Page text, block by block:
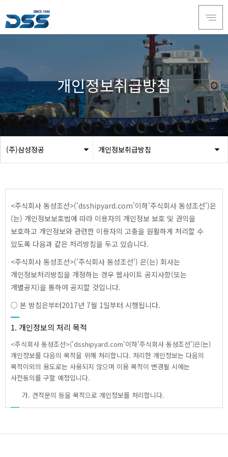
개인정보취급방침
(주)삼성정공 개인정보취급방침
서비스
제품소개
인재채용
고객센터
이메일무단수집거부
<주식회사 동성조선>('dsshipyard.com'이하'주식회사 동성조선')은
(는) 개인정보보호법에 따라 이용자의 개인정보 보호 및 권익을
보호하고 개인정보와 관련한 이용자의 고충을 원활하게 처리할 수
있도록 다음과 같은 처리방침을 두고 있습니다.
<주식회사 동성조선>('주식회사 동성조선') 은(는) 회사는
개인정보처리방침을 개정하는 경우 웹사이트 공지사항(또는
개별공지)을 통하여 공지할 것입니다.
○ 본 방침은부터2017년 7월 1일부터 시행됩니다.
1. 개인정보의 처리 목적
<주식회사 동성조선>('dsshipyard.com'이하'주식회사 동성조선')은(는)
개인정보를 다음의 목적을 위해 처리합니다. 처리한 개인정보는 다음의
목적이외의 용도로는 사용되지 않으며 이용 목적이 변경될 시에는
사전동의를 구할 예정입니다.
가. 견적문의 등을 목적으로 개인정보를 처리합니다.
1. 개인정보 파일명 : 주식회사 동성조선 개인정보